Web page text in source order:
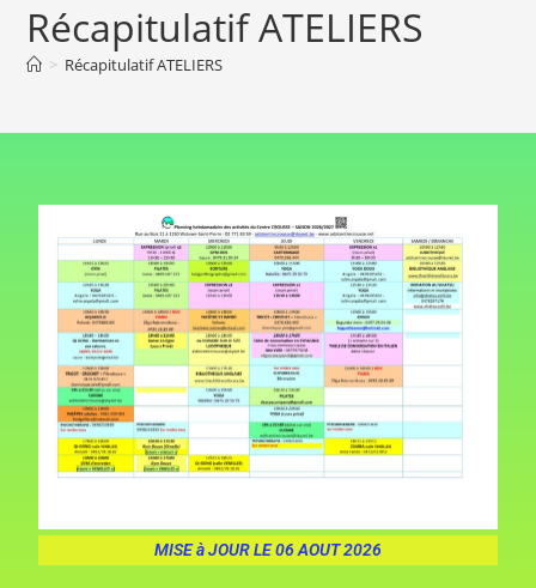
Récapitulatif ATELIERS
> Récapitulatif ATELIERS
MISE à JOUR LE 06 AOUT 2026